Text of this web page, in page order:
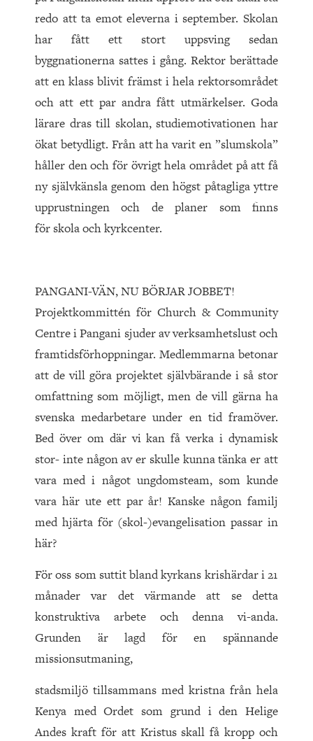
redo att ta emot eleverna i september. Skolan
har fått ett stort uppsving sedan
byggnationerna sattes i gång. Rektor berättade
att en klass blivit främst i hela rektorsområdet
och att ett par andra fått utmärkelser. Goda
lärare dras till skolan, studiemotivationen har
ökat betydligt. Från att ha varit en ”slumskola”
håller den och för övrigt hela området på att få
ny självkänsla genom den högst påtagliga yttre
upprustningen och de planer som finns
för skola och kyrkcenter.
PANGANI-VÄN, NU BÖRJAR JOBBET!
Projektkommittén för Church & Community
Centre i Pangani sjuder av verksamhetslust och
framtidsförhoppningar. Medlemmarna betonar
att de vill göra projektet självbärande i så stor
omfattning som möjligt, men de vill gärna ha
svenska medarbetare under en tid framöver.
Bed över om där vi kan få verka i dynamisk
stor- inte någon av er skulle kunna tänka er att
vara med i något ungdomsteam, som kunde
vara här ute ett par år! Kanske någon familj
med hjärta för (skol-)evangelisation passar in
här?
För oss som suttit bland kyrkans krishärdar i 21
månader var det värmande att se detta
konstruktiva arbete och denna vi-anda.
Grunden är lagd för en spännande
missionsutmaning,
stadsmiljö tillsammans med kristna från hela
Kenya med Ordet som grund i den Helige
Andes kraft för att Kristus skall få kropp och